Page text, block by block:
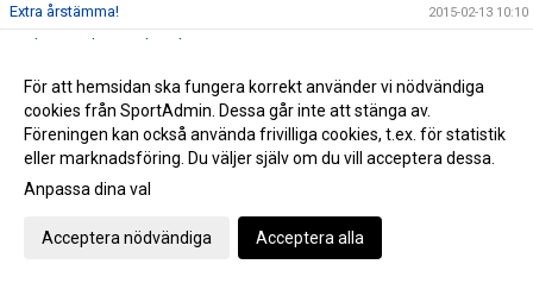
Extra årstämma! 2015-02-13 10:10
Under sportlovet är kansliet stängt!
Dagordning Hyllie IK Årsmöte , måndagen 26 jan kl.18.00 2015-01-22 21:49
Börja 2015 med att testa Sponsorhuset!! 2015-01-13 10:00
Kansliet helgstängt. 2014-12-22 13:16
Kallelse Årsmöte Hyllie IK - 2015-01-26
Besök vår nya sida hos Sponsorhuset!!
För att hemsidan ska fungera korrekt använder vi nödvändiga
cookies från SportAdmin. Dessa går inte att stänga av.
Föreningen kan också använda frivilliga cookies, t.ex. för statistik
eller marknadsföring. Du väljer själv om du vill acceptera dessa.
Anpassa dina val
Acceptera nödvändiga Acceptera alla